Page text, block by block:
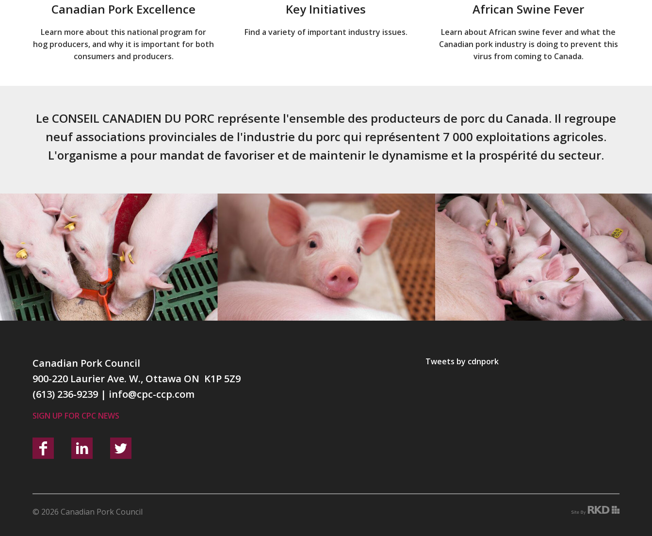
Canadian Pork Excellence
Learn more about this national program for
hog producers, and why it is important for both
consumers and producers.
Key Initiatives
Find a variety of important industry issues.
African Swine Fever
Learn about African swine fever and what the
Canadian pork industry is doing to prevent this
virus from coming to Canada.
Le CONSEIL CANADIEN DU PORC représente l'ensemble des producteurs de porc du Canada. Il regroupe
neuf associations provinciales de l'industrie du porc qui représentent 7 000 exploitations agricoles.
L'organisme a pour mandat de favoriser et de maintenir le dynamisme et la prospérité du secteur.
Canadian Pork Council
900-220 Laurier Ave. W., Ottawa ON K1P 5Z9
(613) 236-9239 | info@cpc-ccp.com
SIGN UP FOR CPC NEWS
Tweets by cdnpork
© 2026 Canadian Pork Council